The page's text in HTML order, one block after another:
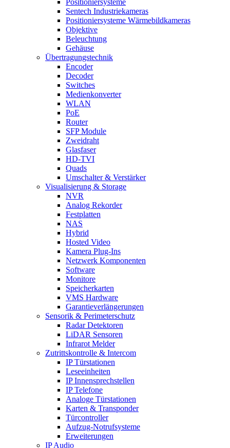
Positioniersysteme
Sentech Industriekameras
Positioniersysteme Wärmebildkameras
Objektive
Beleuchtung
Gehäuse
Übertragungstechnik
Encoder
Decoder
Switches
Medienkonverter
WLAN
PoE
Router
SFP Module
Zweidraht
Glasfaser
HD-TVI
Quads
Umschalter & Verstärker
Visualisierung & Storage
NVR
Analog Rekorder
Festplatten
NAS
Hybrid
Hosted Video
Kamera Plug-Ins
Netzwerk Komponenten
Software
Monitore
Speicherkarten
VMS Hardware
Garantieverlängerungen
Sensorik & Perimeterschutz
Radar Detektoren
LiDAR Sensoren
Infrarot Melder
Zutrittskontrolle & Intercom
IP Türstationen
Leseeinheiten
IP Innensprechstellen
IP Telefone
Analoge Türstationen
Karten & Transponder
Türcontroller
Aufzug-Notrufsysteme
Erweiterungen
IP Audio